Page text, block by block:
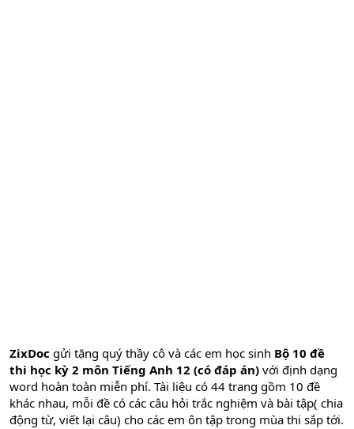
ZixDoc gửi tặng quý thầy cô và các em học sinh Bộ 10 đề
thi học kỳ 2 môn Tiếng Anh 12 (có đáp án) với định dạng
word hoàn toàn miễn phí. Tài liệu có 44 trang gồm 10 đề
khác nhau, mỗi đề có các câu hỏi trắc nghiệm và bài tập( chia
động từ, viết lại câu) cho các em ôn tập trong mùa thi sắp tới.